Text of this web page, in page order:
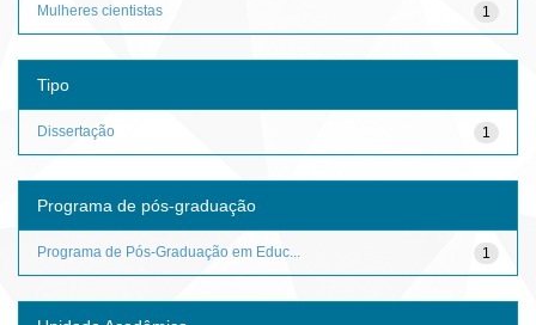
1
Mulheres cientistas
Tipo
1
Dissertação
Programa de pós-graduação
1
Programa de Pós-Graduação em Educ...